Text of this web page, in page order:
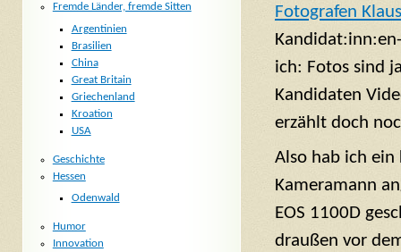
Fotografen
ich: Fotos sind
Kandidaten
erzählt doch
Also hab ich
Kameramann
EOS 1100D
draußen vor
Fremde Länder, fremde Sitten
Argentinien
Brasilien
China
Great Britain
Griechenland
Kroation
USA
Geschichte
Hessen
Odenwald
Humor
Innovation